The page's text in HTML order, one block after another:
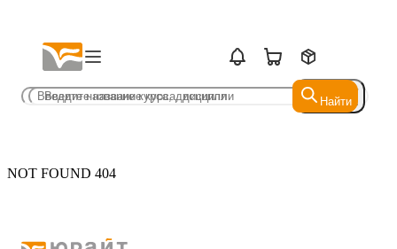
Найти
Найти
NOT FOUND 404